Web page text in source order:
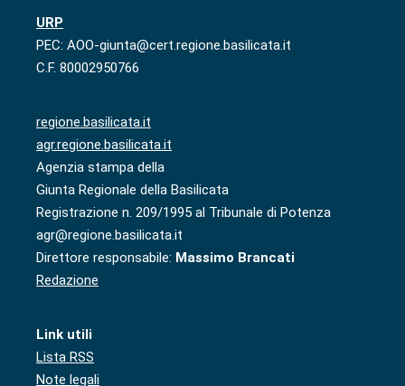
URP
PEC: AOO-giunta@cert.regione.basilicata.it
C.F. 80002950766
regione.basilicata.it
agr.regione.basilicata.it
Agenzia stampa della
Giunta Regionale della Basilicata
Registrazione n. 209/1995 al Tribunale di Potenza
agr@regione.basilicata.it
Direttore responsabile: Massimo Brancati
Redazione
Link utili
Lista RSS
Note legali